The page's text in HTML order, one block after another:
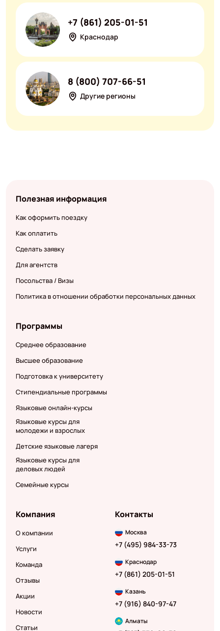
Краснодар
+7 (861) 205-01-51
Другие регионы
8 (800) 707-66-51
Полезная информация
Как оформить поездку
Как оплатить
Сделать заявку
Для агентств
Посольства / Визы
Политика в отношении обработки персональных данных
Программы
Среднее образование
Высшее образование
Подготовка к университету
Стипендиальные программы
Языковые онлайн-курсы
Языковые курсы для
молодежи и взрослых
Детские языковые лагеря
Языковые курсы для
деловых людей
Семейные курсы
Компания
О компании
Услуги
Команда
Отзывы
Акции
Новости
Статьи
Контакты
Москва
+7 (495) 984-33-73
Краснодар
+7 (861) 205-01-51
Казань
+7 (916) 840-97-47
Алматы